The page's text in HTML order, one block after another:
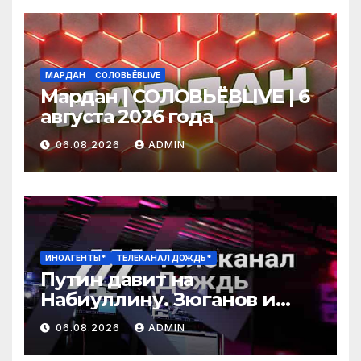
МАРДАН СОЛОВЬЁВLIVE
Мардан | СОЛОВЬЁВLIVE | 6
августа 2026 года
06.08.2026 ADMIN
ИНОАГЕНТЫ* ТЕЛЕКАНАЛ ДОЖДЬ*
Путин давит на
Набиуллину. Зюганов и
Миронов против «Яблока».
В Ярославле горит
06.08.2026 ADMIN